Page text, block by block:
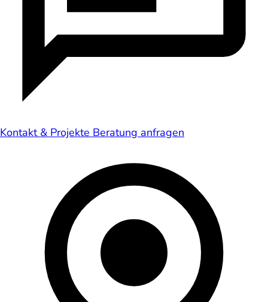
Kontakt & Projekte Beratung anfragen